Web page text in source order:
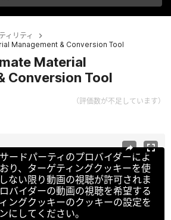
ィリティ
Management & Conversion Tool
Material
Conversion Tool
（評価数が不足しています）
ードパーティのプロバイダーによ
り、ターゲティングクッキーを使
ない限り動画の視聴が許可されま
バイダーの動画の視聴を希望する
ングクッキーのクッキーの設定を
にしてください。